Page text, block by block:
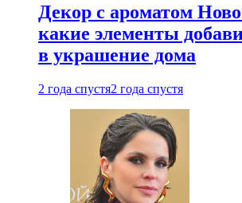
Декор с ароматом
какие элементы
в украшение дома
2 года спустя2 года спустя